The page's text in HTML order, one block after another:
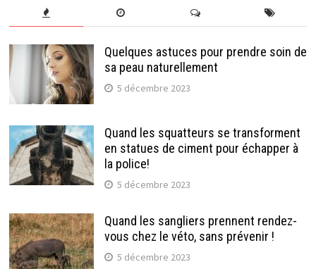
Quelques astuces pour prendre soin de
sa peau naturellement
5 décembre 2023
Quand les squatteurs se transforment
en statues de ciment pour échapper à
la police!
5 décembre 2023
Quand les sangliers prennent rendez-
vous chez le véto, sans prévenir !
5 décembre 2023